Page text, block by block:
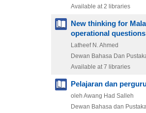
Available at 2 libraries
New thinking for
operational
Latheef N. Ahmed
Dewan Bahasa Dan
Available at 7 libraries
Pelajaran dan
oleh Awang Had Salleh
Dewan Bahasa dan